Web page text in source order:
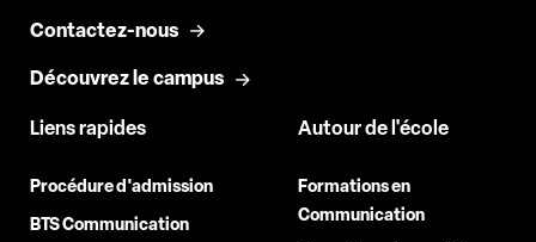
Contactez-nous
Découvrez le campus
Liens rapides
Procédure d'admission
BTS Communication
Autour de l'école
Formations en
Communication